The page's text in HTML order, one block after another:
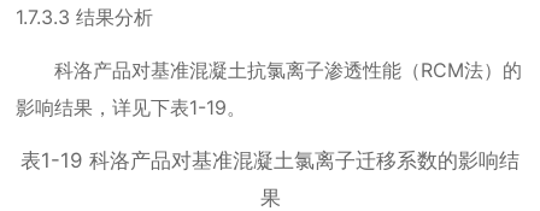
1.7.3.3结果分析
科洛产品对基准混凝土抗氯离子渗透性能（RCM法）的
影响结果，详见下表1-19。
表1-19 科洛产品对基准混凝土氯离子迁移系数的影响结
果